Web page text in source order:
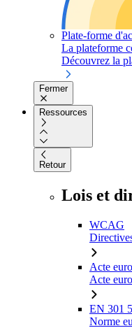
Plate-forme
La plateforme
Découvrez la
Fermer
Ressources
Retour
Lois et
WCAG
Acte
Acte
EN 301
Norme